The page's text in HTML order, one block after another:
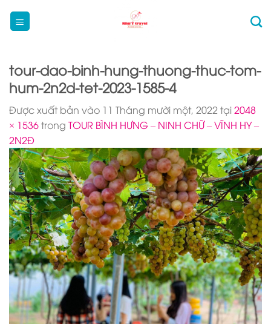
qua
tour-dao-binh-hung-thuong-thuc-tom-
hum-2n2d-tet-2023-1585-4
Được xuất bản vào 11 Tháng mười một, 2022 tại 2048
× 1536trong TOUR BÌNH HƯNG – NINH CHỮ – VĨNH HY –
2N2Đ